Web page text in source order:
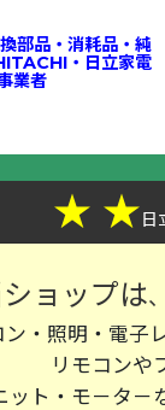
部品・消耗品・純
・日立家電
業者
★ ★日
ョップは
ン・照明・電子
リモコンや
ト・モ－タ－